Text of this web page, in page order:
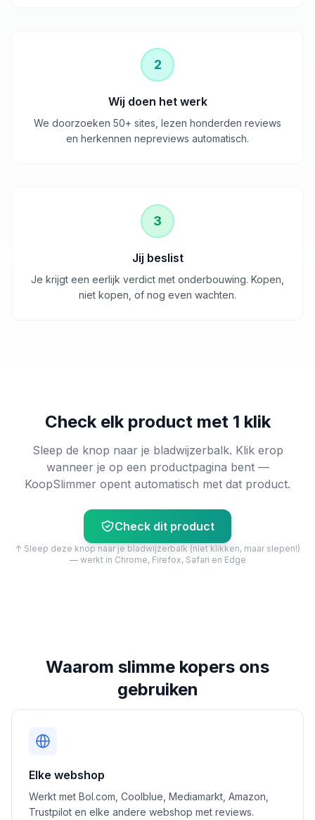
2
Wij doen het werk
We doorzoeken 50+ sites, lezen honderden reviews
en herkennen nepreviews automatisch.
3
Jij beslist
Je krijgt een eerlijk verdict met onderbouwing. Kopen,
niet kopen, of nog even wachten.
Check elk product met 1 klik
Sleep de knop naar je bladwijzerbalk. Klik erop
wanneer je op een productpagina bent —
KoopSlimmer opent automatisch met dat product.
Check dit product
↑ Sleep deze knop naar je bladwijzerbalk (niet klikken, maar slepen!)
— werkt in Chrome, Firefox, Safari en Edge
Waarom slimme kopers ons
gebruiken
Elke webshop
Werkt met Bol.com, Coolblue, Mediamarkt, Amazon,
Trustpilot en elke andere webshop met reviews.